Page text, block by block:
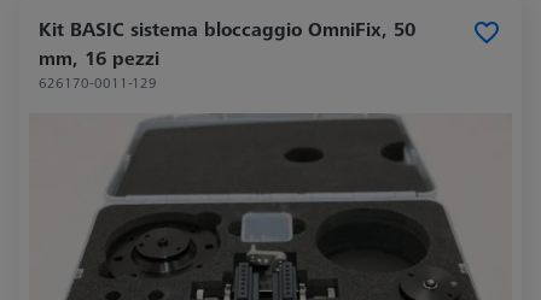
Kit BASIC sistema bloccaggio OmniFix, 50
mm, 16 pezzi
626170-0011-129